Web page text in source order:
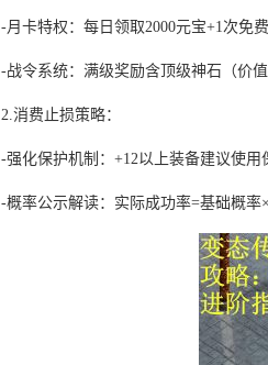
-月卡特权：每日领取2000元宝+1次免
-战令系统：满级奖励含顶级神石（价值
2.消费止损策略：
-强化保护机制：+12以上装备建议使用
-概率公示解读：实际成功率=基础概率